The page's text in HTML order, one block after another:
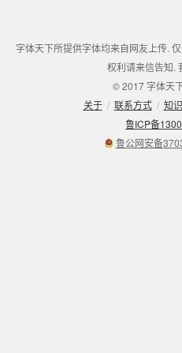
字体天下所提供字体均来自网友上传.
权利请来信告知.
© 2017 字体天
关于 / 联系方式 / 知
鲁ICP备
鲁公网安备